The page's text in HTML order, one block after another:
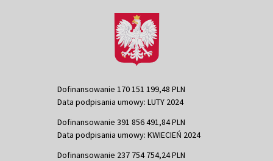
Dofinansowanie 170 151 199,48 PLN
Data podpisania umowy: LUTY 2024
Dofinansowanie 391 856 491,84 PLN
Data podpisania umowy: KWIECIEŃ 2024
Dofinansowanie 237 754 754,24 PLN